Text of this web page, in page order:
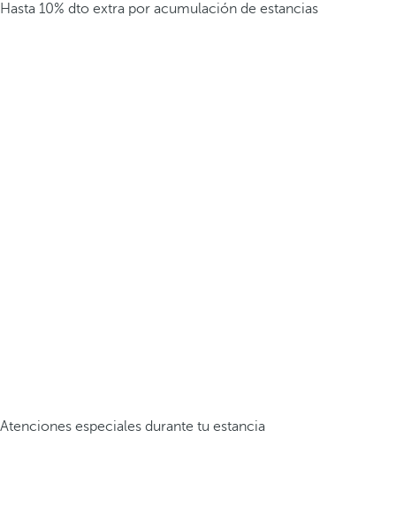
Hasta 10% dto extra por acumulación de estancias
Atenciones especiales durante tu estancia